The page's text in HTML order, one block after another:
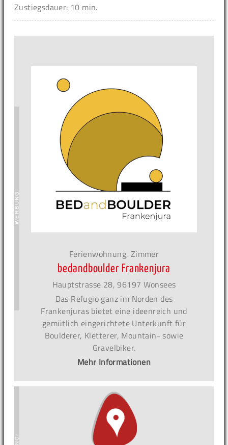
Zustiegsdauer: 10 min.
Ferienwohnung, Zimmer
bedandboulder Frankenjura
Hauptstrasse 28, 96197 Wonsees
Das Refugio ganz im Norden des
Frankenjuras bietet eine ideenreich und
gemütlich eingerichtete Unterkunft für
Boulderer, Kletterer, Mountain- sowie
Gravelbiker.
Mehr Informationen